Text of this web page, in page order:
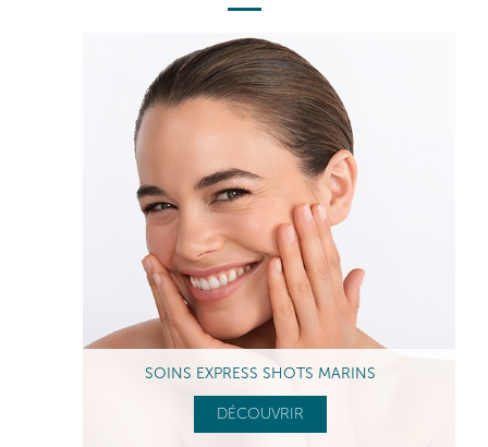
SOINS EXPRESS SHOTS MARINS
DÉCOUVRIR